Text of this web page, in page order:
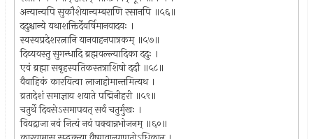
अन्यान्यपि सुकौशेयान्यम्बराणि रसानपि ॥५६॥
ददुश्चान्ये यथाशक्तिर्देवर्षिमानवादयः ।
स्वस्वप्रदेशरत्नानि यानवाहनपात्रकम् ॥५७॥
दिव्यवस्तु सुगन्धादि ब्रह्मवल्ल्यादिका ददुः ।
एवं ब्रह्मा सबृहस्पतिकस्तत्राशिषो ददौ ॥५८॥
वैवाहिकं कारयित्वा लाजाहोमान्तमित्यथ ।
व्रतादेशं समाज्ञाय शयाते पद्मिनीहरी ॥५९॥
चतुर्थे दिवसेऽसमापयत् सर्वं चतुर्मुखः ।
वियद्राजा नवं नित्यं नवं पक्वान्नभोजनम् ॥६०॥